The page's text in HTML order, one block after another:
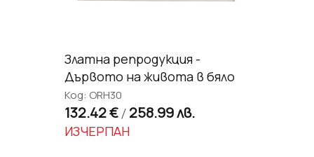
Златна репродукция -
Дървото на живота в бяло
Код: ORH30
132.42 €/ 258.99 лв.
ИЗЧЕРПАН